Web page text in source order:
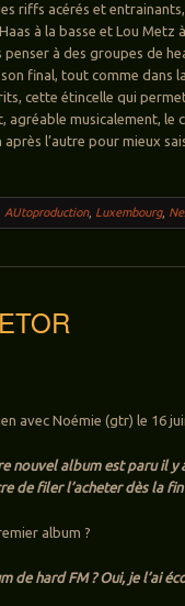
riffs acérés et
à la basse et Lou
penser à des groupes de
final, tout comme
cette étincelle qui
agréable musicalement, le
après l’autre pour mieux
AUtoproduction, Luxembourg,
avec Noémie (gtr) le 16
nouvel album est paru il y
de filer l’acheter dès la
album ?
de hard FM ? Oui, je l’ai